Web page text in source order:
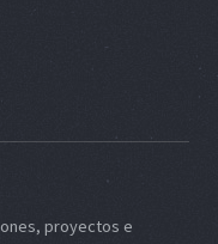
proyectos e